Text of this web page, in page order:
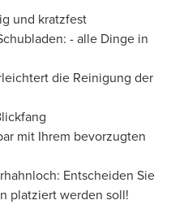
und kratzfest
- alle Dinge in
die Reinigung der
mit Ihrem bevorzugten
Entscheiden Sie
platziert werden soll!